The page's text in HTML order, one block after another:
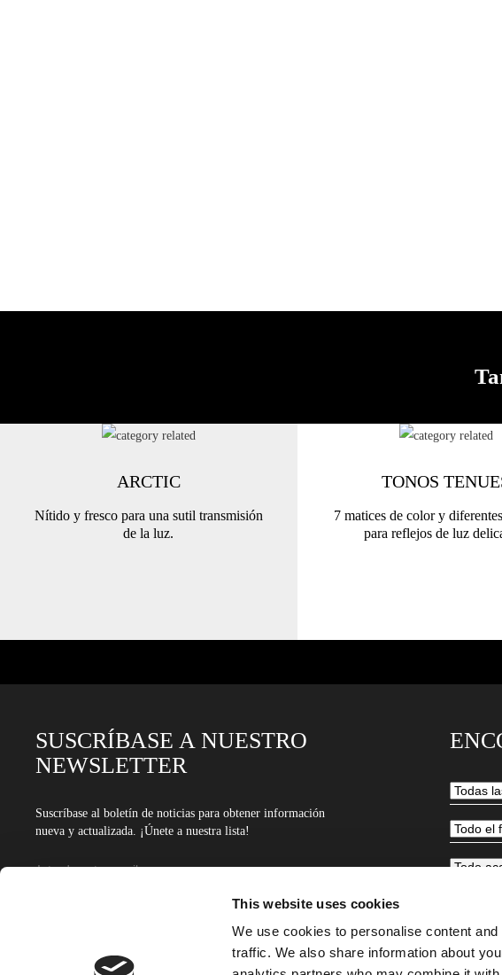
This website uses cookies
We use cookies to personalise content
traffic. We also share information about
ARCTIC
Nítido y fresco para una sutil transmisión
de la luz.
TONOS
7 matices de color y
para reflejos de luz
SUSCRÍBASE A NUESTRO
NEWSLETTER
Suscríbase al boletín de noticias para obtener información
nueva y actualizada. ¡Únete a nuestra lista!
Dirección